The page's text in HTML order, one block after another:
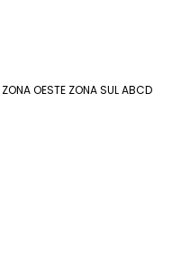
ZONA OESTE ZONA SULABCD